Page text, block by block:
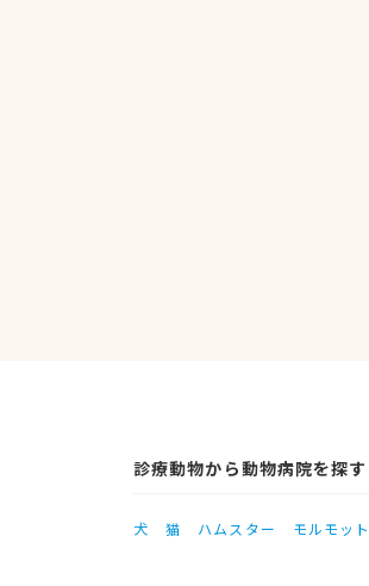
診療動物から動物病院を探す
犬 猫 ハムスター モルモット